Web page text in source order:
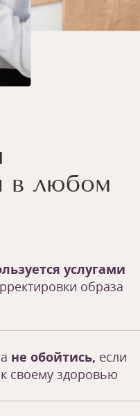
в любом
услугами
образа
не обойтись, если
своему здоровью